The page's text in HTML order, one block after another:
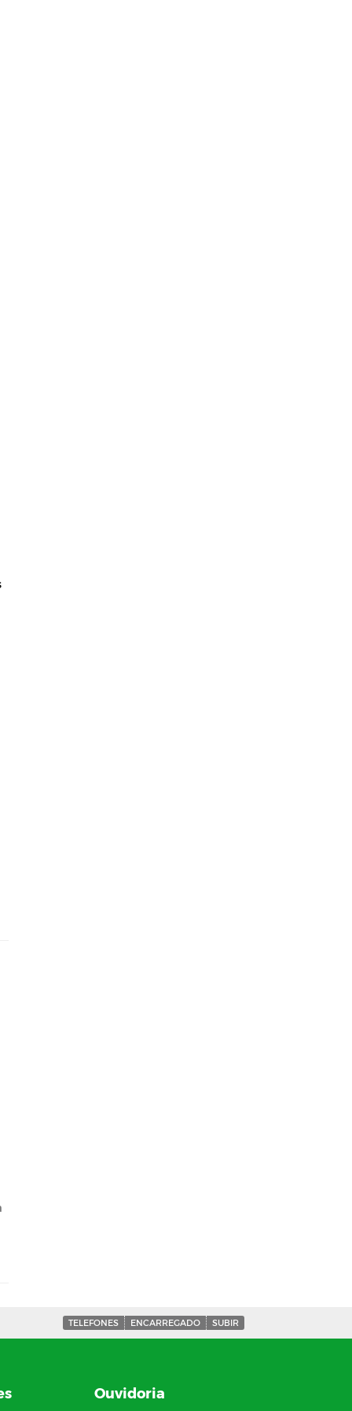
TELEFONES ENCARREGADO SUBIR
Ouvidoria